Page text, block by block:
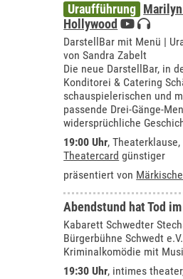
Uraufführung
Hollywood
DarstellBar mit Menü |
von Sandra Zabelt
Die neue DarstellBar, in
Konditorei & Catering
schauspielerischen und
passende Drei-Gänge-
widersprüchliche
19:00 Uhr,Theaterklause
Theatercard günstiger
präsentiert von
Abendstund hat Tod
Kabarett Schwedter
Bürgerbühne Schwedt e.V.
Kriminalkomödie mit
19:30 Uhr, intimes theater